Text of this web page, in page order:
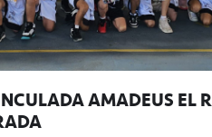
AMADEUS EL